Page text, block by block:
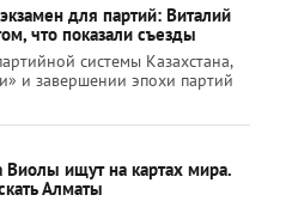
для партий: Виталий
что показали съезды
системы Казахстана,
и завершении эпохи партий
Виолы ищут на картах мира.
Алматы